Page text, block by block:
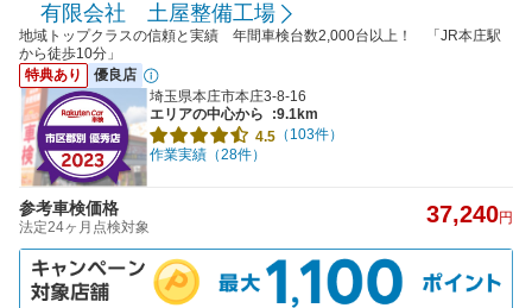
有限会社 土屋整備工場
地域トップクラスの信頼と実績 年間車検台数2,000台以上！ 「JR本庄駅
から徒歩10分」
特典あり
優良店
埼玉県本庄市本庄3-8-16
エリアの中心から
:9.1km
4.5 （103件）
作業実績（28件）
参考車検価格
法定24ヶ月点検対象 37,240円